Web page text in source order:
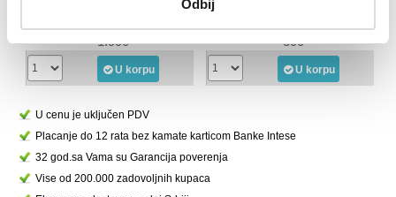
Odbij
1.990
U korpu
390
U korpu
U cenu je uključen PDV
Placanje do 12 rata bez kamate karticom Banke Intese
32 god.sa Vama su Garancija poverenja
Vise od 200.000 zadovoljnih kupaca